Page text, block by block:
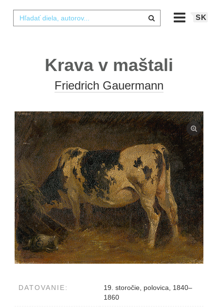
SK
Krava v maštali
Friedrich Gauermann
DATOVANIE:
19. storočie, polovica, 1840–
1860